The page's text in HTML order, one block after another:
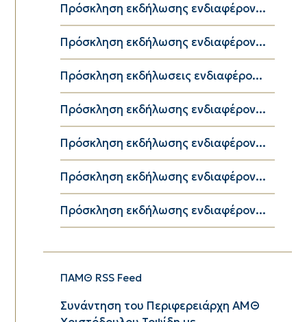
Πρόσκληση εκδήλωσης ενδιαφέρον...
Πρόσκληση εκδήλωσης ενδιαφέρον...
Πρόσκληση εκδήλωσεις ενδιαφέρο...
Πρόσκληση εκδήλωσης ενδιαφέρον...
Πρόσκληση εκδήλωσης ενδιαφέρον...
Πρόσκληση εκδήλωσης ενδιαφέρον...
Πρόσκληση εκδήλωσης ενδιαφέρον...
ΠΑΜΘ RSS Feed
Συνάντηση του Περιφερειάρχη ΑΜΘ